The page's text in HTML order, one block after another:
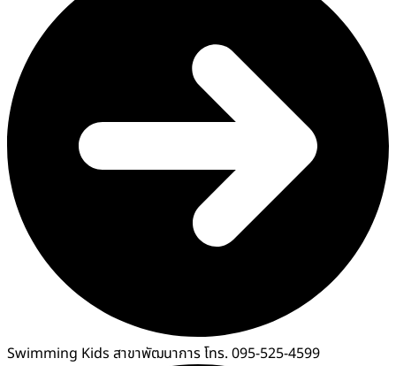
Swimming Kids สาขาพัฒนาการ โทร. 095-525-4599